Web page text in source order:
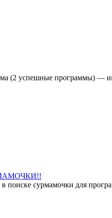
(2 успешные программы) —
поиске сурмамочки для